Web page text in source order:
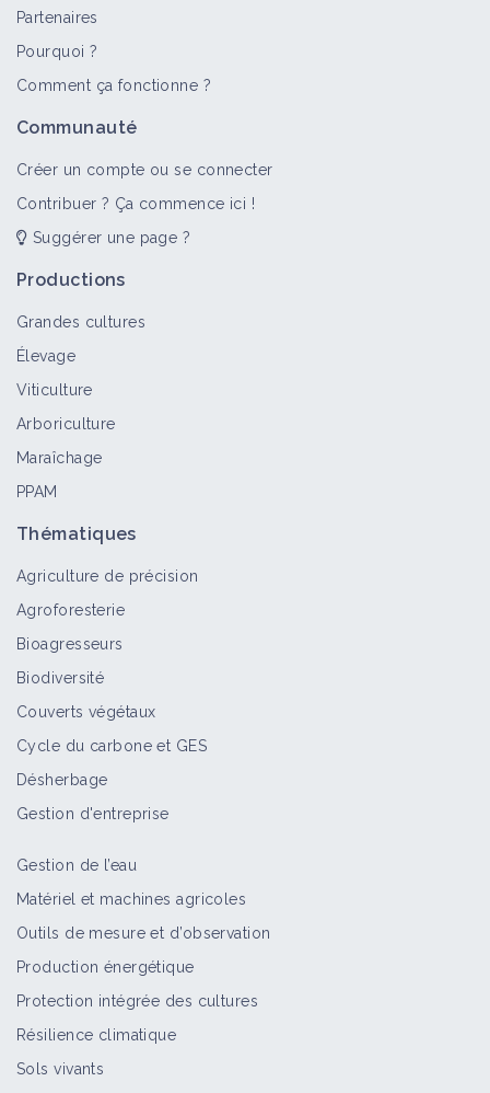
Partenaires
Pourquoi ?
Comment ça fonctionne ?
Communauté
Créer un compte ou se connecter
Contribuer ? Ça commence ici !
Suggérer une page ?
Productions
Grandes cultures
Élevage
Viticulture
Arboriculture
Maraîchage
PPAM
Thématiques
Agriculture de précision
Agroforesterie
Bioagresseurs
Biodiversité
Couverts végétaux
Cycle du carbone et GES
Désherbage
Gestion d'entreprise
Gestion de l’eau
Matériel et machines agricoles
Outils de mesure et d’observation
Production énergétique
Protection intégrée des cultures
Résilience climatique
Sols vivants